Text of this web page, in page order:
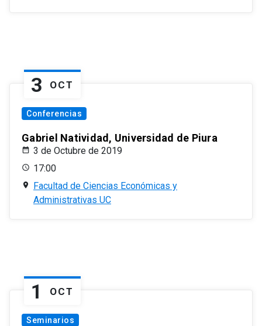
3 OCT
Conferencias
Gabriel Natividad, Universidad de Piura
3 de Octubre de 2019
17:00
Facultad de Ciencias Económicas y
Administrativas UC
1 OCT
Seminarios